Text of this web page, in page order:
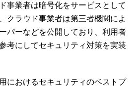
事業者は暗号化をサービスとして
クラウド事業者は第三者機関によ
パーなどを公開しており、利用者
考にしてセキュリティ対策を実装
におけるセキュリティのベストプ